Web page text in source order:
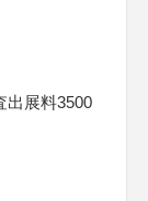
出展料3500